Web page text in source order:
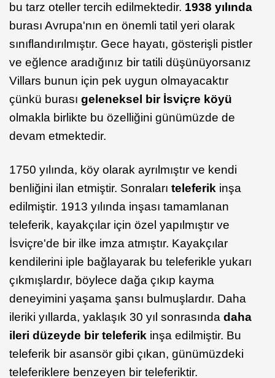
bu tarz oteller tercih edilmektedir. 1938 yılında
burası Avrupa'nın en önemli tatil yeri olarak
sınıflandırılmıştır. Gece hayatı, gösterişli pistler
ve eğlence aradığınız bir tatili düşünüyorsanız
Villars bunun için pek uygun olmayacaktır
çünkü burası geleneksel bir İsviçre köyü
olmakla birlikte bu özelliğini günümüzde de
devam etmektedir.
1750 yılında, köy olarak ayrılmıştır ve kendi
benliğini ilan etmiştir. Sonraları teleferik inşa
edilmiştir. 1913 yılında inşası tamamlanan
teleferik, kayakçılar için özel yapılmıştır ve
İsviçre'de bir ilke imza atmıştır. Kayakçılar
kendilerini iple bağlayarak bu teleferikle yukarı
çıkmışlardır, böylece dağa çıkıp kayma
deneyimini yaşama şansı bulmuşlardır. Daha
ileriki yıllarda, yaklaşık 30 yıl sonrasında daha
ileri düzeyde bir teleferik inşa edilmiştir. Bu
teleferik bir asansör gibi çıkan, günümüzdeki
teleferiklere benzeyen bir teleferiktir.